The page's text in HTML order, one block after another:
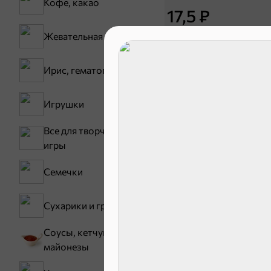
Жевательная резинка
Ирис, гематоген
Игрушки
Все для творчества,
игры
Семечки
Сухарики и гренки
Соусы, кетчупы,
майонезы
17,5 ₽